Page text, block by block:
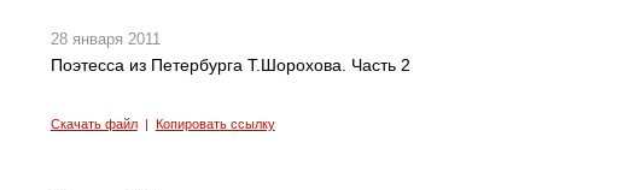
28 января 2011
Поэтесса из Петербурга Т.Шорохова. Часть 2
Скачать файл| Копировать ссылку